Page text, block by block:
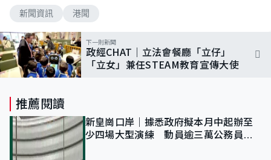
新聞資訊 港聞
下一則新聞
政經CHAT｜立法會餐廳「立仔」
「立女」兼任STEAM教育宣傳大使
推薦閱讀
新皇崗口岸｜據悉政府擬本月中起辦至
少四場大型演練 動員逾三萬公務員人